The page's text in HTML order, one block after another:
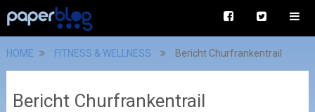
HOME FITNESS & WELLNESS Bericht Churfrankentrail
Bericht Churfrankentrail